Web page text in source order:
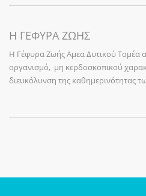
Η ΓΕΦΥΡΑ ΖΩΗΣ
Η Γέφυρα Ζωής Αμεα Δυτικού Τομέα
οργανισμό, μη κερδοσκοπικού
διευκόλυνση της καθημερινότητας